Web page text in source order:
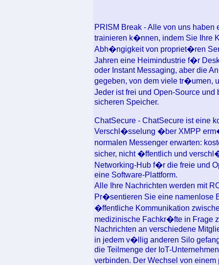
PRISM Break - Alle von uns
trainieren k�nnen, indem Sie Ihre
Abh�ngigkeit von propriet�ren
Jahren eine Heimindustrie f�r
oder Instant Messaging, aber die
gegeben, von dem viele tr�umen,
Jeder ist frei und Open-Source
sicheren Speicher.
ChatSecure - ChatSecure ist eine
Verschl�sselung �ber XMPP
normalen Messenger erwarten:
sicher, nicht �ffentlich und
Networking-Hub f�r die freie und
eine Software-Plattform.
Alle Ihre Nachrichten werden mit
Pr�sentieren Sie eine namenlose
�ffentliche Kommunikation
medizinische Fachkr�fte in Frage
Nachrichten an verschiedene
in jedem v�llig anderen Silo
die Teilmenge der IoT-
verbinden. Der Wechsel von